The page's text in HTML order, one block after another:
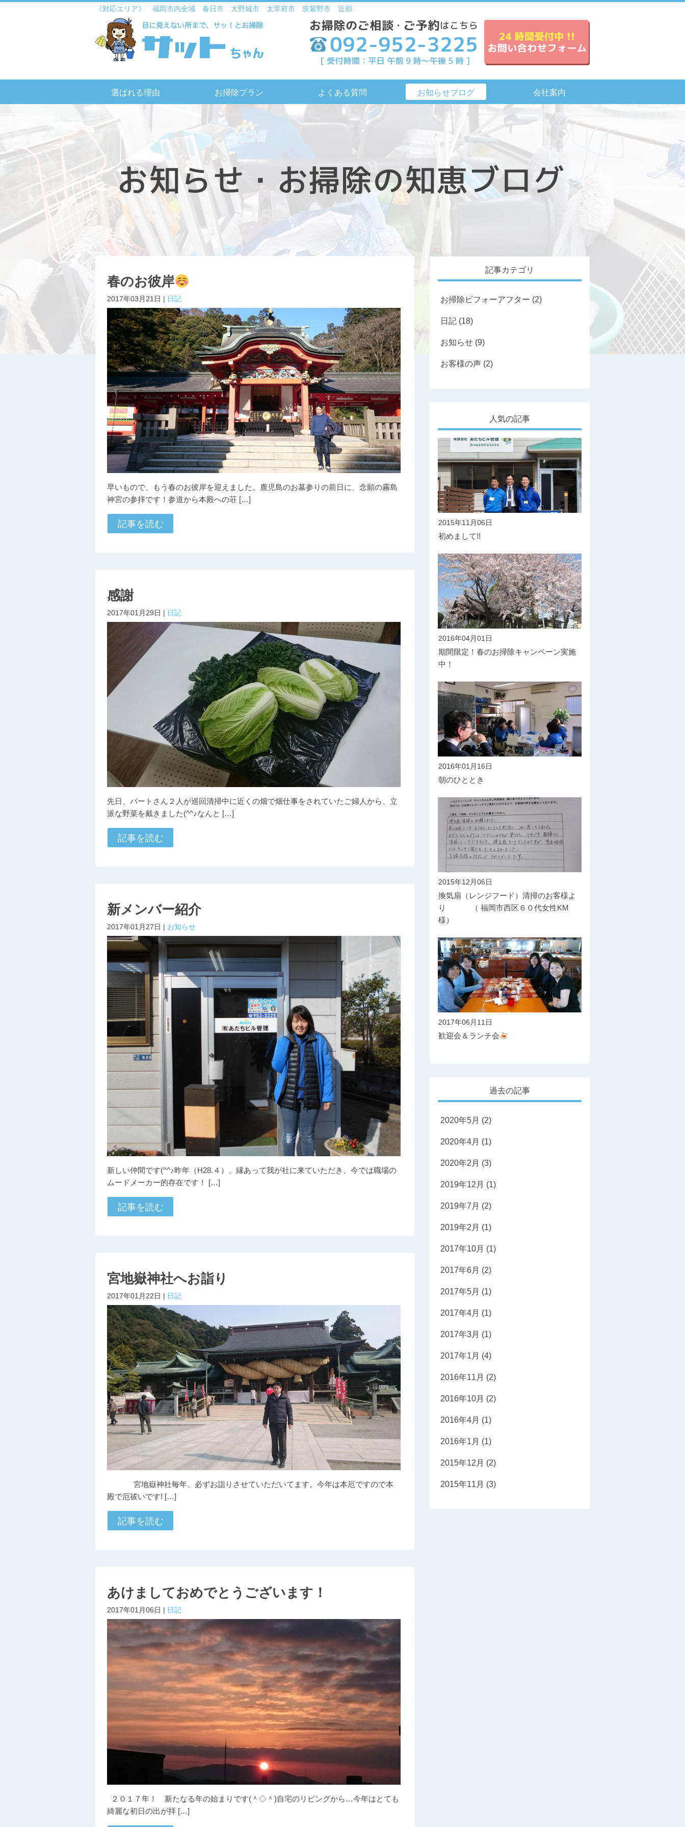
《対応エリア》 福岡市内全域 春日市 大野城市 太宰府市 筑紫野市 近郊
選ばれる理由 お掃除プラン よくある質問 お知らせブログ 会社案内
春のお彼岸
2017年03月21日 | 日記
早いもので、もう春のお彼岸を迎えました。鹿児島のお墓参りの前日に、念願の霧島
神宮の参拝です！参道から本殿への荘 […]
記事を読む
感謝
2017年01月29日 | 日記
先日、パートさん２人が巡回清掃中に近くの畑で畑仕事をされていたご婦人から、立
派な野菜を戴きました(^^♪なんと […]
記事を読む
新メンバー紹介
2017年01月27日 | お知らせ
新しい仲間です(^^♪昨年（H28.４）、縁あって我が社に来ていただき、今では職場の
ムードメーカー的存在です！ […]
記事を読む
宮地嶽神社へお詣り
2017年01月22日 | 日記
宮地嶽神社毎年、必ずお詣りさせていただいてます。今年は本厄ですので本
殿で厄祓いです! […]
記事を読む
あけましておめでとうございます！
2017年01月06日 | 日記
２０１７年！ 新たなる年の始まりです(＾◇＾)自宅のリビングから…今年はとても
綺麗な初日の出が拝 […]
記事カテゴリ
お掃除ビフォーアフター (2)
日記 (18)
お知らせ (9)
お客様の声 (2)
人気の記事
2015年11月06日
初めまして!!
2016年04月01日
期間限定！春のお掃除キャンペーン実施
中！
2016年01月16日
朝のひととき
2015年12月06日
換気扇（レンジフード）清掃のお客様よ
り （ 福岡市西区６０代女性KM
様）
2017年06月11日
歓迎会＆ランチ会
過去の記事
2020年5月 (2)
2020年4月 (1)
2020年2月 (3)
2019年12月 (1)
2019年7月 (2)
2019年2月 (1)
2017年10月 (1)
2017年6月 (2)
2017年5月 (1)
2017年4月 (1)
2017年3月 (1)
2017年1月 (4)
2016年11月 (2)
2016年10月 (2)
2016年4月 (1)
2016年1月 (1)
2015年12月 (2)
2015年11月 (3)